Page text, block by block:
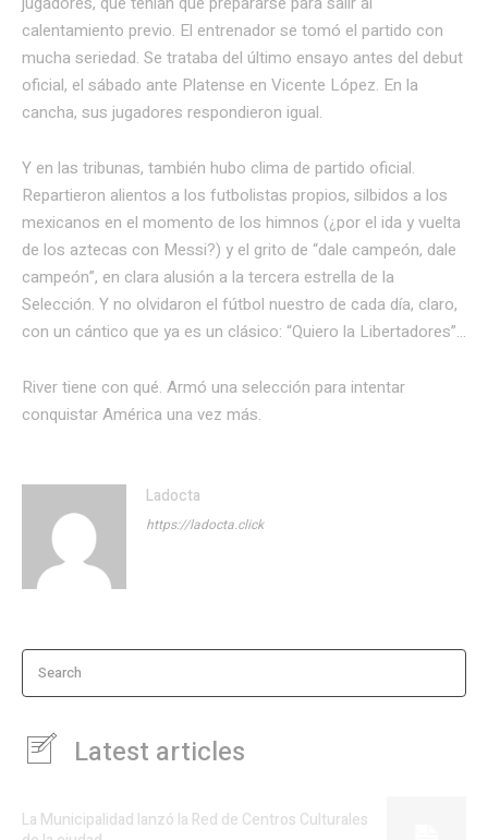
calentamiento previo. El entrenador se tomó el partido con
mucha seriedad. Se trataba del último ensayo antes del debut
oficial, el sábado ante Platense en Vicente López. En la
cancha, sus jugadores respondieron igual.
Y en las tribunas, también hubo clima de partido oficial.
Repartieron alientos a los futbolistas propios, silbidos a los
mexicanos en el momento de los himnos (¿por el ida y vuelta
de los aztecas con Messi?) y el grito de “dale campeón, dale
campeón”, en clara alusión a la tercera estrella de la
Selección. Y no olvidaron el fútbol nuestro de cada día, claro,
con un cántico que ya es un clásico: “Quiero la Libertadores”…
River tiene con qué. Armó una selección para intentar
conquistar América una vez más.
Ladocta
https://ladocta.click
Search
Latest articles
La Municipalidad lanzó la Red de Centros Culturales